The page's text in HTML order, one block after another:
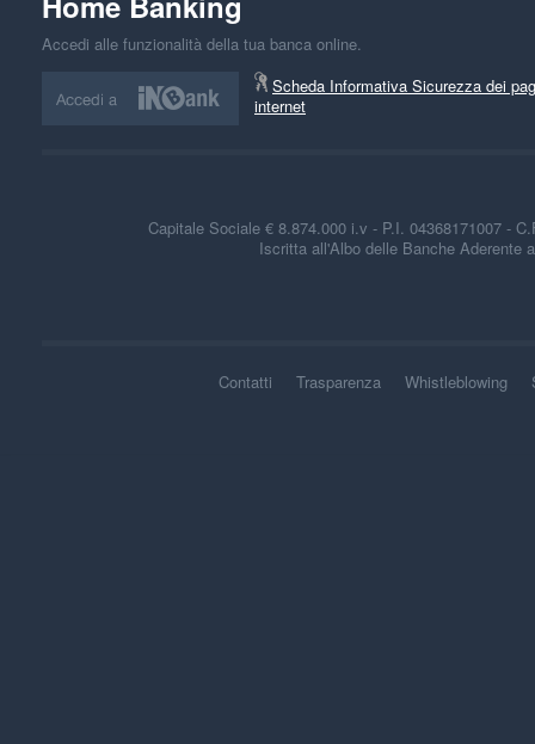
Accedi alle funzionalità della tua banca online.
Scheda Informativa Sicurezza dei
internet
Capitale Sociale € 8.874.000 i.v - P.I. 04368171007 -
Iscritta all'Albo delle Banche Aderente
Contatti Trasparenza Whistleblowing
Informativa sulla raccolta